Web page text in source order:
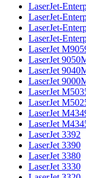
LaserJet-
LaserJet-
LaserJet-
LaserJet-
LaserJet
LaserJet
LaserJet
LaserJet
LaserJet
LaserJet
LaserJet
LaserJet
LaserJet 3392
LaserJet 3390
LaserJet 3380
LaserJet 3330